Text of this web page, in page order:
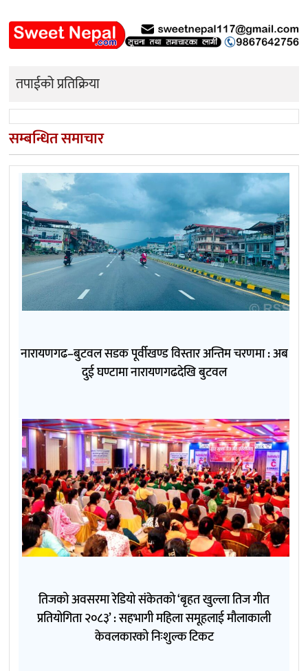
तपाईको प्रतिक्रिया
सम्बन्धित समाचार
नारायणगढ–बुटवल सडक पूर्वीखण्ड विस्तार अन्तिम चरणमा : अब
दुई घण्टामा नारायणगढदेखि बुटवल
तिजको अवसरमा रेडियो संकेतको ‘बृहत खुल्ला तिज गीत
प्रतियोगिता २०८३’ : सहभागी महिला समूहलाई मौलाकाली
केवलकारको निःशुल्क टिकट